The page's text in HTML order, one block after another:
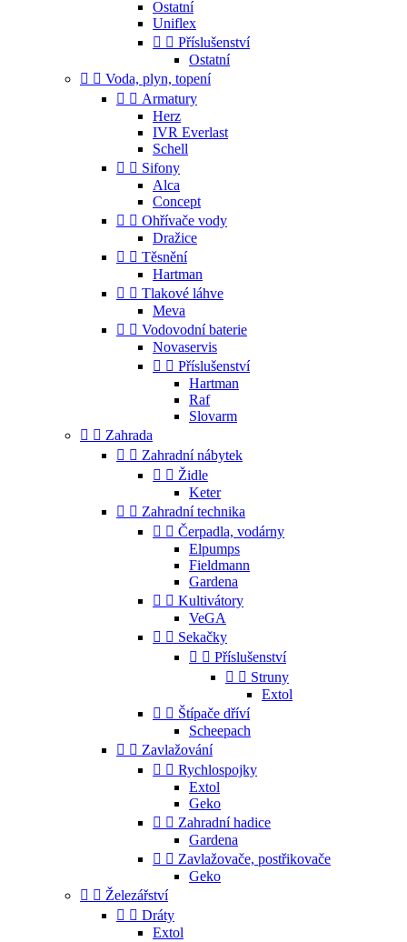
Ostatní
Uniflex
  Příslušenství
Ostatní
  Voda, plyn, topení
  Armatury
Herz
IVR Everlast
Schell
  Sifony
Alca
Concept
  Ohřívače vody
Dražice
  Těsnění
Hartman
  Tlakové láhve
Meva
  Vodovodní baterie
Novaservis
  Příslušenství
Hartman
Raf
Slovarm
  Zahrada
  Zahradní nábytek
  Židle
Keter
  Zahradní technika
  Čerpadla, vodárny
Elpumps
Fieldmann
Gardena
  Kultivátory
VeGA
  Sekačky
  Příslušenství
  Struny
Extol
  Štípače dříví
Scheepach
  Zavlažování
  Rychlospojky
Extol
Geko
  Zahradní hadice
Gardena
  Zavlažovače, postřikovače
Geko
  Železářství
  Dráty
Extol